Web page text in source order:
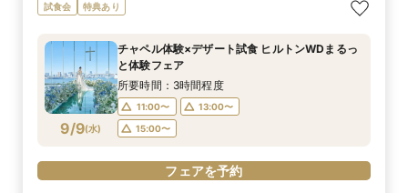
9/7(月)
ディングフェア
11:00〜
15:00〜
フェアを予約
9/7(月)
◎ご予算相談会
11:00〜
15:00〜
フェアを予約
試食会 特典あり
9/9(水)
チャペル体験×デザート試食 ヒルトンWDまるっ
と体験フェア
所要時間：3時間程度
11:00〜
13:00〜
15:00〜
フェアを予約